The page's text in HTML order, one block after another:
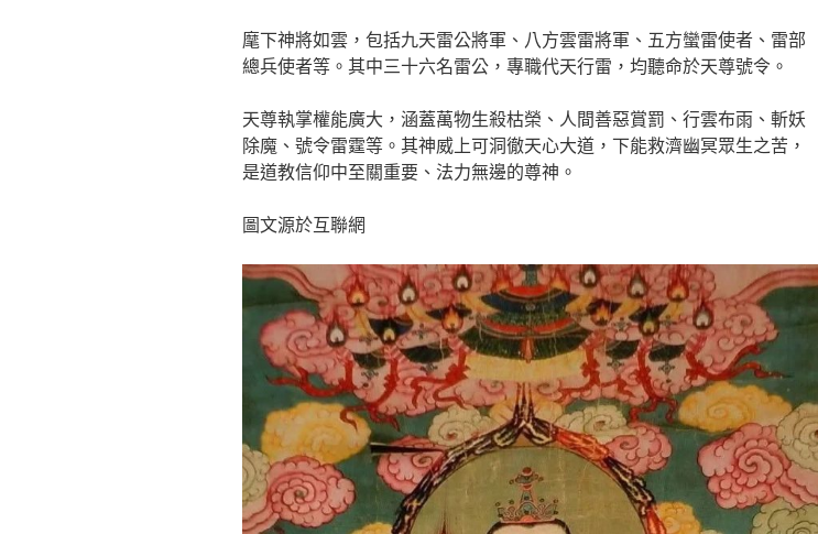
麾下神將如雲，包括九天雷公將軍、八方雲雷將軍、五方蠻雷使者、雷部
總兵使者等。其中三十六名雷公，專職代天行雷，均聽命於天尊號令。
天尊執掌權能廣大，涵蓋萬物生殺枯榮、人間善惡賞罰、行雲布雨、斬妖
除魔、號令雷霆等。其神威上可洞徹天心大道，下能救濟幽冥眾生之苦，
是道教信仰中至關重要、法力無邊的尊神。
圖文源於互聯網